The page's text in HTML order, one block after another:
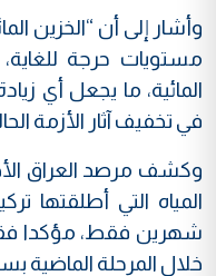
وأشار إلى أن “الخزين
مستويات حرجة
المائية، ما يجعل أي
في تخفيف آثار الأزمة
وكشف مرصد العراق
المياه التي أطلقتها
خلال المرحلة الماضية